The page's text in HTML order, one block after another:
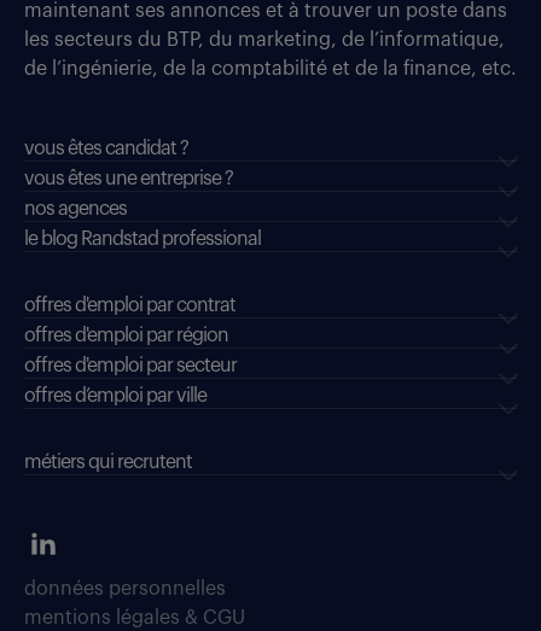
maintenant ses annonces et à trouver un poste dans
les secteurs du BTP, du marketing, de l’informatique,
de l’ingénierie, de la comptabilité et de la finance, etc.
vous êtes candidat ?
vous êtes une entreprise ?
nos agences
le blog Randstad professional
offres d'emploi par contrat
offres d'emploi par région
offres d'emploi par secteur
offres d’emploi par ville
métiers qui recrutent
données personnelles
mentions légales & CGU